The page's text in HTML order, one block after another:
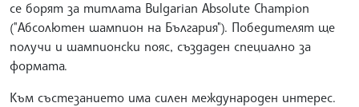
се борят за титлата Bulgarian Absolute Champion
("Абсолютен шампион на България"). Победителят ще
получи и шампионски пояс, създаден специално за
формата.
Към състезанието има силен международен интерес.